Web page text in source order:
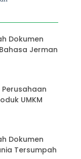
Dokumen
Jerman
Perusahaan
UMKM
Dokumen
Tersumpah